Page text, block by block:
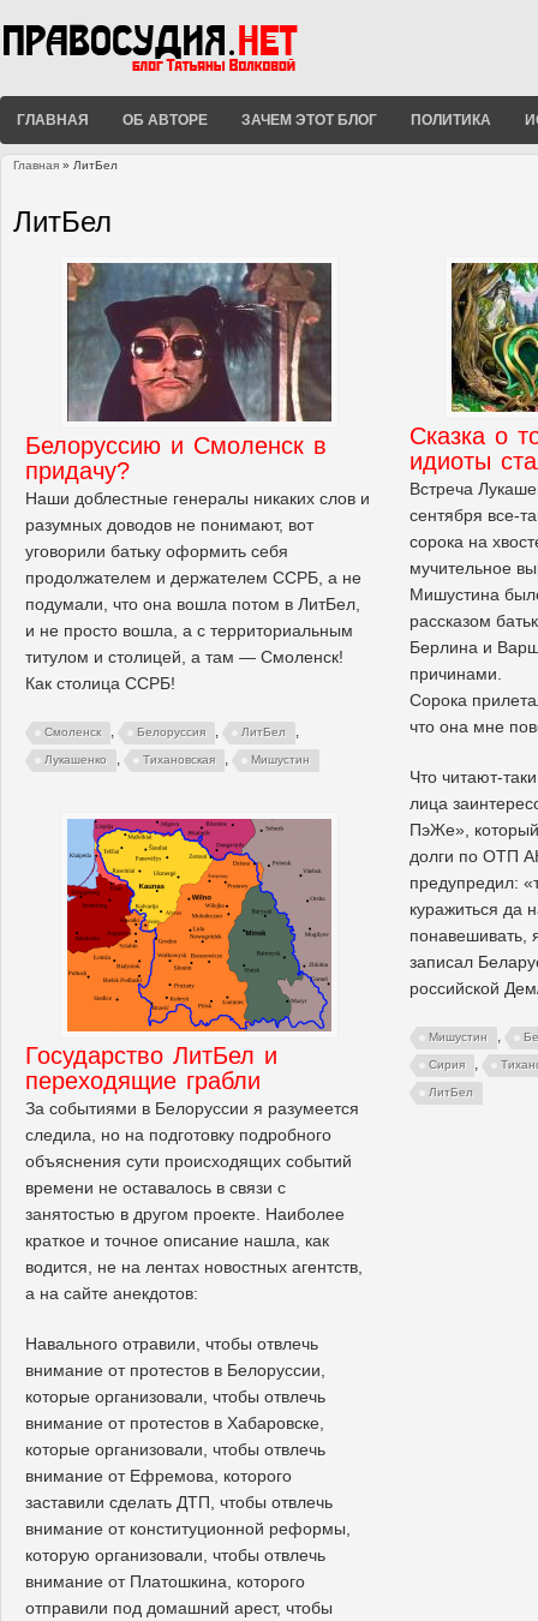
ГЛАВНАЯ ОБ АВТОРЕ ЗАЧЕМ ЭТОТ БЛОГ ПОЛИТИКА
Главная » ЛитБел
ЛитБел
Белоруссию и Смоленск в
придачу?
Наши доблестные генералы никаких слов и
разумных доводов не понимают, вот
уговорили батьку оформить себя
продолжателем и держателем ССРБ, а не
подумали, что она вошла потом в ЛитБел,
и не просто вошла, а с территориальным
титулом и столицей, а там — Смоленск!
Как столица ССРБ!
Смоленск , Белоруссия , ЛитБел ,
Лукашенко , Тихановская , Мишустин
Сказка о
идиоты
Встреча
сентября все-
сорока на
мучительное
Мишустина
рассказом
Берлина и
причинами.
Сорока
что она мне
Что читают-
лица
ПэЖе»,
долги по ОТП
предупредил:
куражиться да
понавешивать,
записал
российской
Мишустин ,
Сирия ,
ЛитБел
Государство ЛитБел и
переходящие грабли
За событиями в Белоруссии я разумеется
следила, но на подготовку подробного
объяснения сути происходящих событий
времени не оставалось в связи с
занятостью в другом проекте. Наиболее
краткое и точное описание нашла, как
водится, не на лентах новостных агентств,
а на сайте анекдотов:
Навального отравили, чтобы отвлечь
внимание от протестов в Белоруссии,
которые организовали, чтобы отвлечь
внимание от протестов в Хабаровске,
которые организовали, чтобы отвлечь
внимание от Ефремова, которого
заставили сделать ДТП, чтобы отвлечь
внимание от конституционной реформы,
которую организовали, чтобы отвлечь
внимание от Платошкина, которого
отправили под домашний арест, чтобы